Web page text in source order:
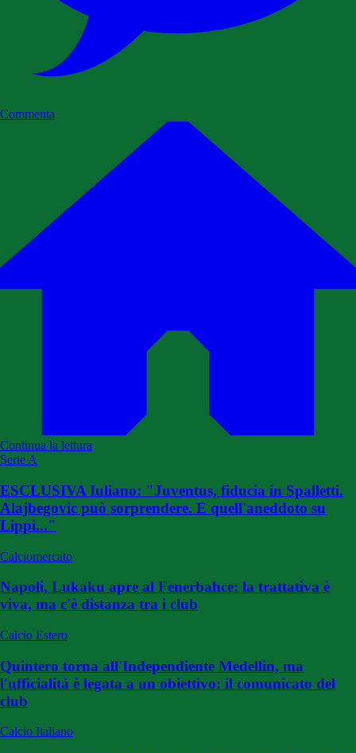
Commenta
Continua la lettura
Serie A
ESCLUSIVA Iuliano: "Juventus, fiducia in Spalletti.
Alajbegovic può sorprendere. E quell'aneddoto su
Lippi..."
Calciomercato
Napoli, Lukaku apre al Fenerbahce: la trattativa è
viva, ma c'è distanza tra i club
Calcio Estero
Quintero torna all'Independiente Medellin, ma
l'ufficialità è legata a un obiettivo: il comunicato del
club
Calcio Italiano